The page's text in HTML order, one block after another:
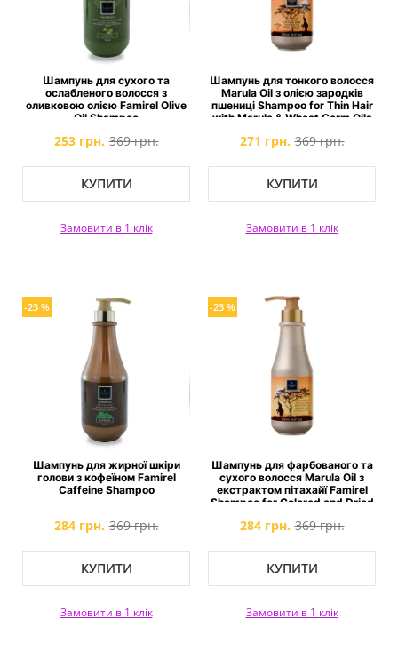
Шампунь для сухого та
ослабленого волосся з
оливковою олією Famirel Olive
Oil Shampoo
253 грн. 369 грн.
КУПИТИ
Замовити в 1 клік
Шампунь для тонкого волосся
Marula Oil з олією зародків
пшениці Shampoo for Thin Hair
with Marula & Wheat Germ Oils
271 грн. 369 грн.
КУПИТИ
Замовити в 1 клік
-23 %
Шампунь для жирної шкіри
голови з кофеїном Famirel
Caffeine Shampoo
284 грн. 369 грн.
КУПИТИ
Замовити в 1 клік
-23 %
Шампунь для фарбованого та
сухого волосся Marula Oil з
екстрактом пітахайї Famirel
Shampoo for Colored and Dried
284 грн. 369 грн.
КУПИТИ
Замовити в 1 клік